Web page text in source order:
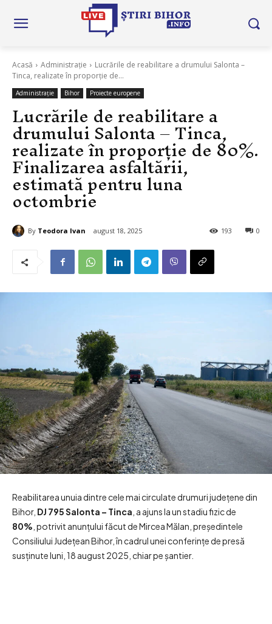
Acasă Administrație
Lucrările de reabilitare a drumului Salonta –
Tinca, realizate în proporție de...
Administrație Bihor Proiecte europene
Lucrările de reabilitare a
drumului Salonta – Tinca,
realizate în proporție de 80%.
Finalizarea asfaltării,
estimată pentru luna
octombrie
By Teodora Ivan august 18, 2025 0
193
Reabilitarea unuia dintre cele mai circulate drumuri județene din
Bihor, DJ 795 Salonta – Tinca , a ajuns la un stadiu fizic de
80% , potrivit anunțului făcut de Mircea Mălan, președintele
Consiliului Județean Bihor, în cadrul unei conferințe de presă
susținute luni, 18 august 2025, chiar pe șantier.